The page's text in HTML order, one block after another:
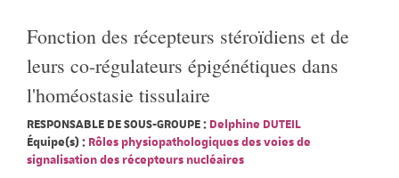
Fonction des récepteurs stéroïdiens et de
leurs co-régulateurs épigénétiques dans
l'homéostasie tissulaire
RESPONSABLE DE SOUS-GROUPE : Delphine DUTEIL
Équipe(s) : Rôles physiopathologiques des voies de
signalisation des récepteurs nucléaires